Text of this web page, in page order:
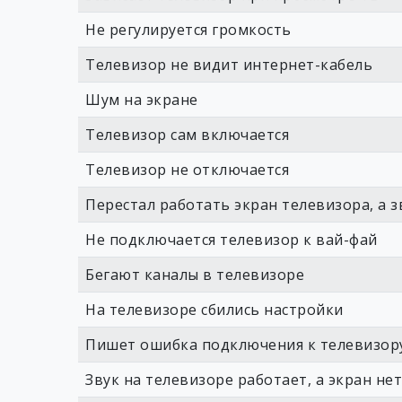
Не регулируется громкость
Телевизор не видит интернет-кабель
Шум на экране
Телевизор сам включается
Телевизор не отключается
Перестал работать экран телевизора, а
Не подключается телевизор к вай-фай
Бегают каналы в телевизоре
На телевизоре сбились настройки
Пишет ошибка подключения к
Звук на телевизоре работает, а экран нет